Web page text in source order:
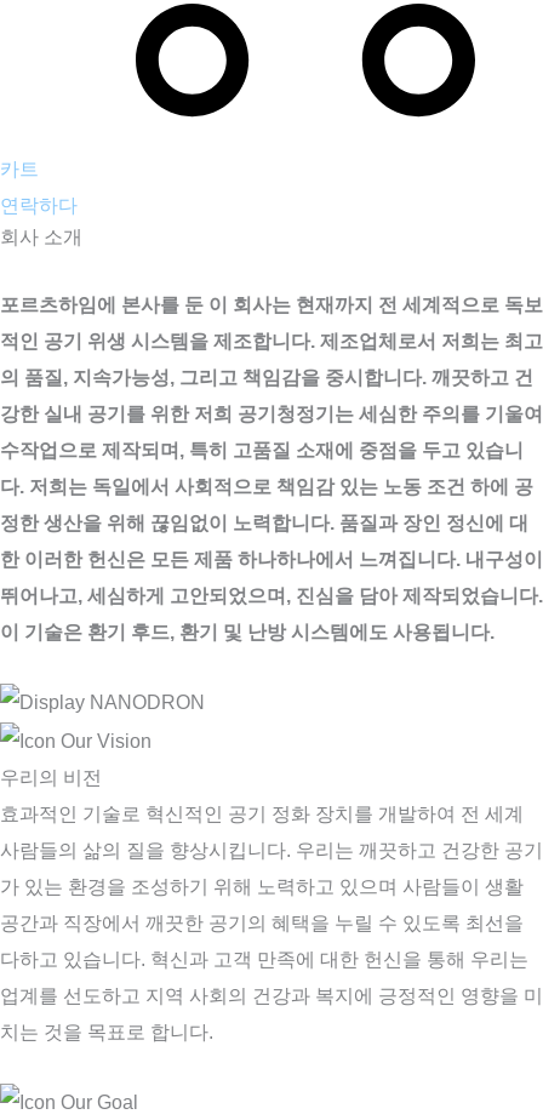
카트
연락하다
회사 소개
포르츠하임에 본사를 둔 이 회사는 현재까지 전 세계적으로 독보
적인 공기 위생 시스템을 제조합니다. 제조업체로서 저희는 최고
의 품질, 지속가능성, 그리고 책임감을 중시합니다. 깨끗하고 건
강한 실내 공기를 위한 저희 공기청정기는 세심한 주의를 기울여
수작업으로 제작되며, 특히 고품질 소재에 중점을 두고 있습니
다. 저희는 독일에서 사회적으로 책임감 있는 노동 조건 하에 공
정한 생산을 위해 끊임없이 노력합니다. 품질과 장인 정신에 대
한 이러한 헌신은 모든 제품 하나하나에서 느껴집니다. 내구성이
뛰어나고, 세심하게 고안되었으며, 진심을 담아 제작되었습니다.
이 기술은 환기 후드, 환기 및 난방 시스템에도 사용됩니다.
우리의 비전
효과적인 기술로 혁신적인 공기 정화 장치를 개발하여 전 세계
사람들의 삶의 질을 향상시킵니다. 우리는 깨끗하고 건강한 공기
가 있는 환경을 조성하기 위해 노력하고 있으며 사람들이 생활
공간과 직장에서 깨끗한 공기의 혜택을 누릴 수 있도록 최선을
다하고 있습니다. 혁신과 고객 만족에 대한 헌신을 통해 우리는
업계를 선도하고 지역 사회의 건강과 복지에 긍정적인 영향을 미
치는 것을 목표로 합니다.